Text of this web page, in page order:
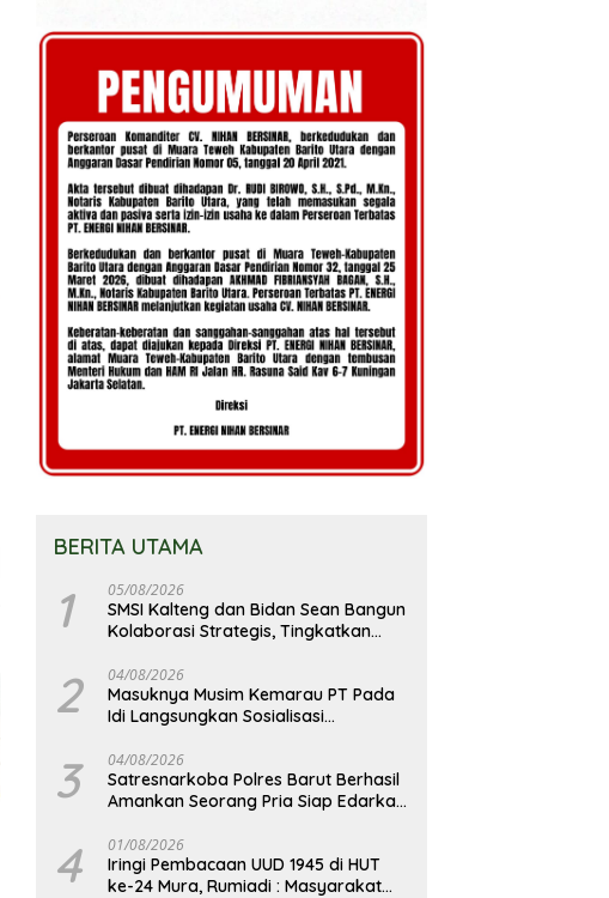
BERITA UTAMA
1 05/08/2026
SMSI Kalteng dan Bidan Sean Bangun
Kolaborasi Strategis, Tingkatkan
2 04/08/2026
Masuknya Musim Kemarau PT Pada
Idi Langsungkan Sosialisasi
3 04/08/2026
Satresnarkoba Polres Barut Berhasil
Amankan Seorang Pria Siap Edarkan
Gram
4 01/08/2026
Iringi Pembacaan UUD 1945 di HUT
ke-24 Mura, Rumiadi : Masyarakat